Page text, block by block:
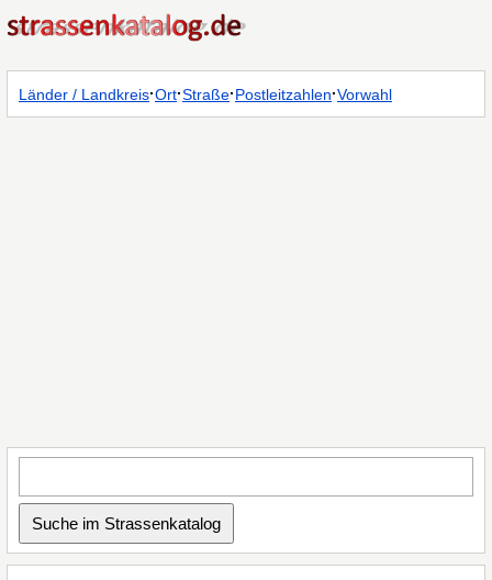
Länder / Landkreis·Ort·Straße·Postleitzahlen·Vorwahl